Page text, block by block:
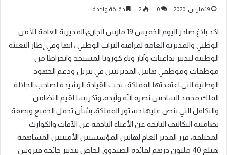
19 مارس، 2020 0
2 دقيقة واحدة
اكد بلاغ صادر اليوم الخميس 19 مارس الجاري،المديرية العامة للأمن
الوطني والمديرية العامة لمراقبة التراب الوطني ، انها وفي إطار التعبئة
الوطنية لتدبير تداعيات وآثار وباء كورونا المستجد وانخراطا من
موظفات وموظفي هاتين المديريتين في تنزيل ودعم الجهود
الوطنية التي اعتمدتها المملكة ، تحت القيادة الرشيدة لصاحب الجلالة
الملك محمد السادس نصره الله وأيده، وتكريسا لقيم التضامن
والتكافل التي ينص عليها دستور المملكة، بشأن تحمل الجميع وبصفة
تضامنية التكاليف الناتجة عن الأعباء الناجمة عن الآفات والكوارث
المختلفة، قرر المدير العام لهاتين المؤسستين الأمنيتين المساهمة
بمبلغ 40 مليون درهم لفائدة الصندوق الخاص بتدبير جائحة فيروس